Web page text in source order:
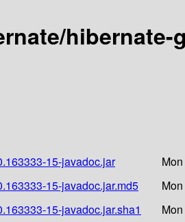
hibernate-
15-javadoc.jar
15-javadoc.jar.md5
15-javadoc.jar.sha1